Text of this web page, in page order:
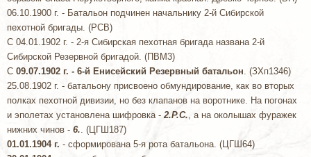
06.10.1900 г. - Батальон подчинен начальнику 2-й Сибирской
пехотной бригады. (РСВ)
C 04.01.1902 г. - 2-я Сибирская пехотная бригада названа 2-й
Сибирской Резервной бригадой. (ПВМ3)
C 09.07.1902 г. - 6-й Енисейский Резервный батальон. (ЗХп1346)
25.08.1902 г. - батальону присвоено обмундирование, как во вторых
полках пехотной дивизии, но без клапанов на воротнике. На погонах
и эполетах установлена шифровка -2.Р.С., а на околышах фуражек
нижних чинов - 6.. (ЦГШ187)
01.01.1904 г. - сформирована 5-я рота батальона. (ЦГШ64)